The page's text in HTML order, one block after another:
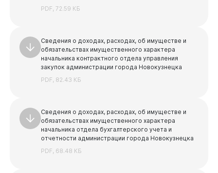
PDF, 72.59 КБ
Сведения о доходах, расходах, об имуществе и
обязательствах имущественного характера
начальника контрактного отдела управления
закупок администрации города Новокузнецка
PDF, 82.43 КБ
Сведения о доходах, расходах, об имуществе и
обязательствах имущественного характера
начальника отдела бухгалтерского учета и
отчетности администрации города Новокузнецка
PDF, 68.48 КБ